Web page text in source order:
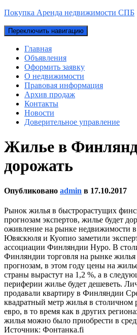
Покупка Аренда недвижимости СПБ
Переключить навигацию
Главная
Объявления
Оформить заявку
О недвижимости
Правовая информация
Архив продаж
Контакты
Новости
Доверительное управление
Жилье в
дорожать
Опубликовано admin в 17.10.2017
Рынок жилья в быстрорастущих
прогнозам экспертов, жилье будет
оживление на рынке недвижимости
Ювяскюля и Куопио заметили
ассоциации Финляндии Hypo. В
Финляндии торговля на рынке
прогнозам, в этом году цены на
страны вырастут на 1,2 %, а в
периферии жилье будет дешеветь.
продавали квартиру в Финляндии
квадратный метр жилья в столичном
евро, в то время как в других
жилья можно было приобрести в
Источник: Фонтанка.fi